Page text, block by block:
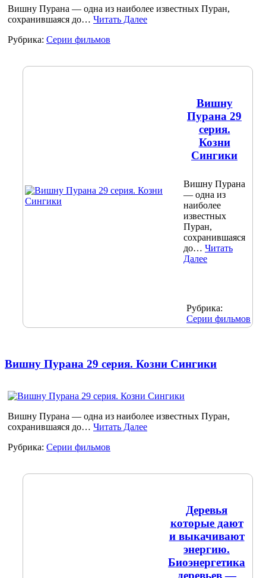
Вишну Пурана — одна из наиболее известных Пуран,
сохранившаяся до… Читать Далее
Рубрика: Серии фильмов
Вишну
Пурана 29
серия.
Козни
Сингики
Вишну Пурана
— одна из
наиболее
известных
Пуран,
сохранившаяся
до… Читать
Далее
Рубрика:
Серии фильмов
Вишну Пурана 29 серия. Козни Сингики
Вишну Пурана — одна из наиболее известных Пуран,
сохранившаяся до… Читать Далее
Рубрика: Серии фильмов
Деревья
которые дают
и выкачивают
энергию.
Биоэнергетика
деревьев —